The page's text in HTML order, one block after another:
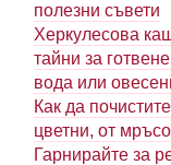
полезни съвети
Херкулесова
тайни за
вода или
Как да
цветни, от
Гарнирайте за